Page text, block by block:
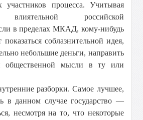
участников процесса. Учитывая
влиятельной российской
в пределах МКАД, кому-нибудь
соблазнительной идея,
небольшие деньги, направить
общественной мысли в ту или
разборки. Самое лучшее,
в данном случае государство —
несмотря на то, что некоторые